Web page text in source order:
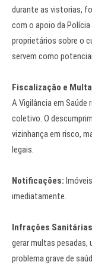
durante as vistorias,
com o apoio da
proprietários sobre o
servem como
Fiscalização e
A Vigilância em Saúde
coletivo. O
vizinhança em risco,
legais.
Notificações:
imediatamente.
Infrações
gerar multas pesadas,
problema grave de